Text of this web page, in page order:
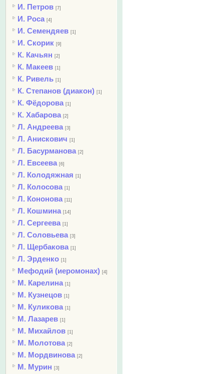
И. Петров [7]
И. Роса [4]
И. Семендяев [1]
И. Скорик [9]
К. Качьян [2]
К. Макеев [1]
К. Ривель [1]
К. Степанов (диакон) [1]
К. Фёдорова [1]
К. Хабарова [2]
Л. Андреева [3]
Л. Анискович [1]
Л. Басурманова [2]
Л. Евсеева [6]
Л. Колодяжная [1]
Л. Колосова [1]
Л. Кононова [11]
Л. Кошмина [14]
Л. Сергеева [1]
Л. Соловьева [3]
Л. Щербакова [1]
Л. Эрденко [1]
Мефодий (иеромонах) [4]
М. Карелина [1]
М. Кузнецов [1]
М. Куликова [1]
М. Лазарев [1]
М. Михайлов [1]
М. Молотова [2]
М. Мордвинова [2]
М. Мурин [3]